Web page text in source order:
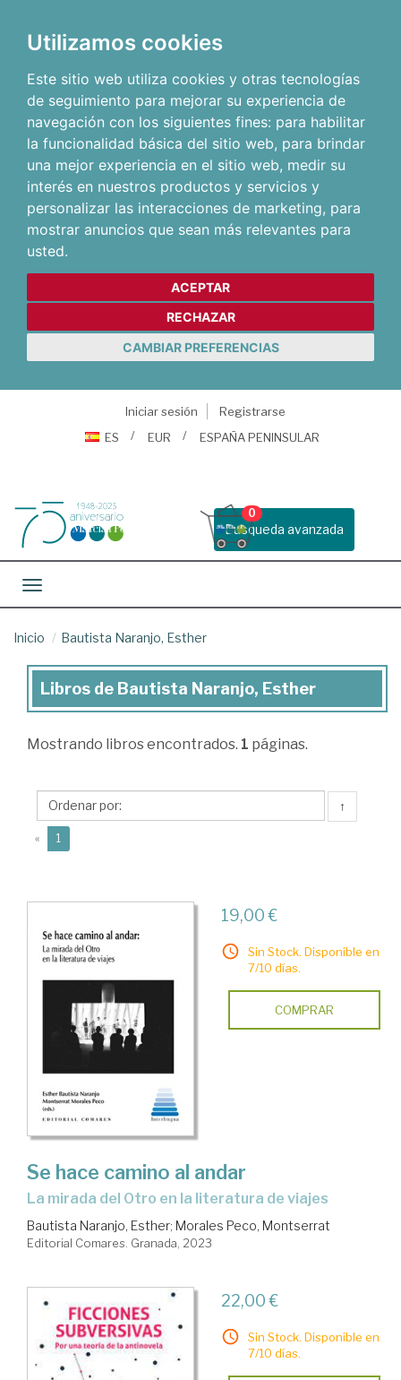
Utilizamos cookies
Este sitio web utiliza cookies y otras tecnologías
de seguimiento para mejorar su experiencia de
navegación con los siguientes fines: para habilitar
la funcionalidad básica del sitio web, para brindar
una mejor experiencia en el sitio web, medir su
interés en nuestros productos y servicios y
personalizar las interacciones de marketing, para
mostrar anuncios que sean más relevantes para
usted.
ACEPTAR
RECHAZAR
CAMBIAR PREFERENCIAS
Iniciar sesión
Registrarse
ES
EUR ESPAÑA PENINSULAR
Busqueda avanzada
0
Toggle navigation
Inicio Bautista Naranjo, Esther
Libros
Bautista
Esther
Libros de Bautista Naranjo, Esther
Mostrando libros encontrados. 1 páginas.
↑
« 1
19,00 €
Sin Stock. Disponible en
7/10 días.
COMPRAR
Se hace camino al andar
la mirada del Otro en la literatura de viajes
Bautista Naranjo, Esther; Morales Peco, Montserrat
Editorial Comares. Granada, 2023
22,00 €
Sin Stock. Disponible en
7/10 días.